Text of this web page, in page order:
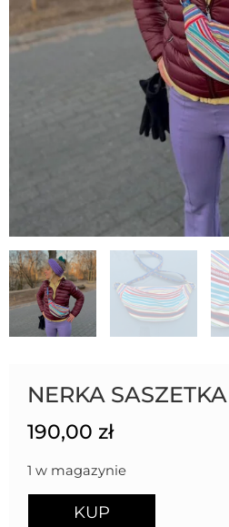
NERKA
190,00 zł
1 w magazynie
KUP